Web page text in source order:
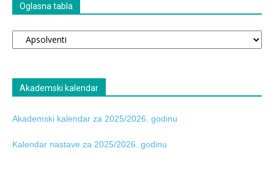
Oglasna tabla
Oglasna
tabla
Akademski kalendar
Akademski kalendar za 2025/2026. godinu
Kalendar nastave za 2025/2026. godinu